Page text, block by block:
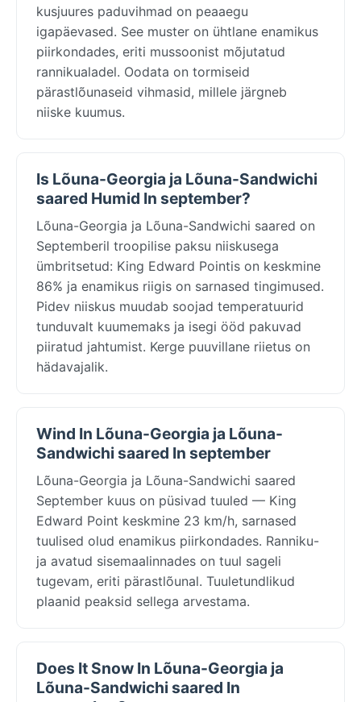
kusjuures paduvihmad on peaaegu
igapäevased. See muster on ühtlane enamikus
piirkondades, eriti mussoonist mõjutatud
rannikualadel. Oodata on tormiseid
pärastlõunaseid vihmasid, millele järgneb
niiske kuumus.
Is Lõuna-Georgia ja Lõuna-Sandwichi
saared Humid In september?
Lõuna-Georgia ja Lõuna-Sandwichi saared on
Septemberil troopilise paksu niiskusega
ümbritsetud: King Edward Pointis on keskmine
86% ja enamikus riigis on sarnased tingimused.
Pidev niiskus muudab soojad temperatuurid
tunduvalt kuumemaks ja isegi ööd pakuvad
piiratud jahtumist. Kerge puuvillane riietus on
hädavajalik.
Wind In Lõuna-Georgia ja Lõuna-
Sandwichi saared In september
Lõuna-Georgia ja Lõuna-Sandwichi saared
September kuus on püsivad tuuled — King
Edward Point keskmine 23 km/h, sarnased
tuulised olud enamikus piirkondades. Ranniku-
ja avatud sisemaalinnades on tuul sageli
tugevam, eriti pärastlõunal. Tuuletundlikud
plaanid peaksid sellega arvestama.
Does It Snow In Lõuna-Georgia ja
Lõuna-Sandwichi saared In